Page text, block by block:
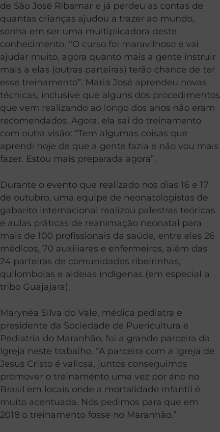
de São José Ribamar e já perdeu as contas de
quantas crianças ajudou a trazer ao mundo,
sonha em ser uma multiplicadora deste
conhecimento. “O curso foi maravilhoso e vai
ajudar muito, agora quanto mais a gente instruir
mais a elas (outras parteiras) terão chance de ter
esse treinamento”. Maria José aprendeu novas
técnicas, inclusive que alguns dos procedimentos
que vem realizando ao longo dos anos não eram
recomendados. Agora, ela sai do treinamento
com outra visão: “Tem algumas coisas que
aprendi hoje de que a gente fazia e não vou mais
fazer. Estou mais preparada agora”.
Durante o evento que realizado nos dias 16 e 17
de outubro, uma equipe de neonatologistas de
gabarito internacional realizou palestras teóricas
e aulas práticas de reanimação neonatal para
mais de 100 profissionais da saúde, entre eles 26
médicos, 70 auxiliares e enfermeiros, além das
24 parteiras de comunidades ribeirinhas,
quilombolas e aldeias indígenas (em especial a
tribo Guajajara).
Marynéa Silva do Vale, médica pediatra e
presidente da Sociedade de Puericultura e
Pediatria do Maranhão, foi a grande parceira da
Igreja neste trabalho. “A parceira com a Igreja de
Jesus Cristo é valiosa, juntos conseguimos
promover o treinamento uma vez por ano no
Brasil em locais onde a mortalidade infantil é
muito acentuada. Nós pedimos para que em
2018 o treinamento fosse no Maranhão.”